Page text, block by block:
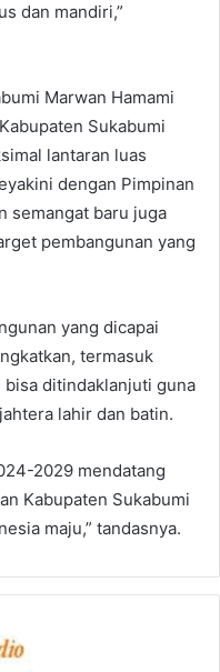
dan mandiri,”
Marwan Hamami
Sukabumi
lantaran luas
dengan Pimpinan
semangat baru juga
pembangunan yang
yang dicapai
termasuk
ditindaklanjuti guna
lahir dan batin.
2029 mendatang
Kabupaten Sukabumi
maju,” tandasnya.